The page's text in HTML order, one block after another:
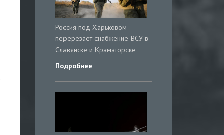
Россия под Харьковом
перерезает снабжение ВСУ в
Славянске и Краматорске
Подробнее